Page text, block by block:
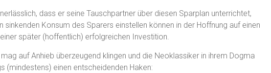
dass er seine Tauschpartner über diesen Sparplan unterrichtet,
sinkenden Konsum des Sparers einstellen können in der Hoffnung auf einen
später (hoffentlich) erfolgreichen Investition.
auf Anhieb überzeugend klingen und die Neoklassiker in ihrem Dogma
(mindestens) einen entscheidenden Haken: